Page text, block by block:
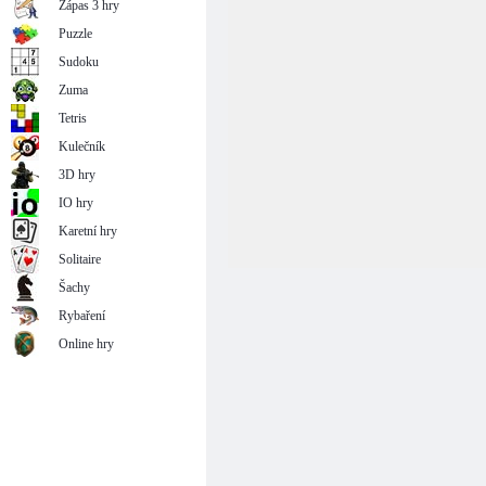
Zápas 3 hry
Puzzle
Sudoku
Zuma
Tetris
Kulečník
3D hry
IO hry
Karetní hry
Solitaire
Šachy
Rybaření
Online hry